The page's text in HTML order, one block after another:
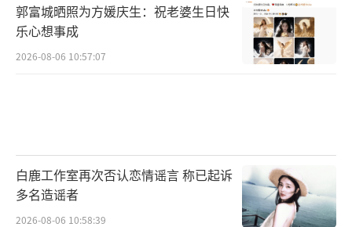
郭富城晒照为方媛庆生：祝老婆生日快
乐心想事成
2026-08-06 10:57:07
白鹿工作室再次否认恋情谣言 称已起诉
多名造谣者
2026-08-06 10:58:39